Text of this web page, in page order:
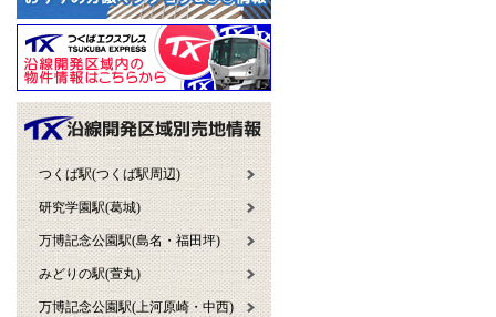
つくば駅(つくば駅周辺)
研究学園駅(葛城)
万博記念公園駅(島名・福田坪)
みどりの駅(萱丸)
万博記念公園駅(上河原崎・中西)